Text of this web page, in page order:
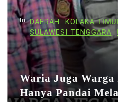
In DAERAH KOLAKA
SULAWESI TENGGARA
Waria Juga Warga
Hanya Pandai